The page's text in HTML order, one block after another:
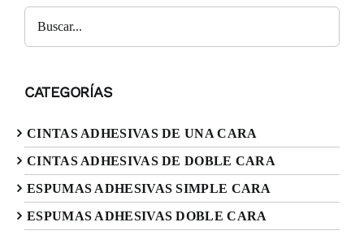
Buscar
CATEGORÍAS
CINTAS ADHESIVAS DE UNA CARA
CINTAS ADHESIVAS DE DOBLE CARA
ESPUMAS ADHESIVAS SIMPLE CARA
ESPUMAS ADHESIVAS DOBLE CARA